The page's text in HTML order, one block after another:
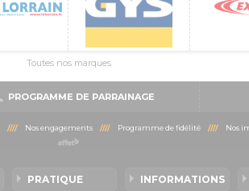
Toutes nos marques
PROGRAMME DE PARRAINAGE
//// Nos engagements//// Programme de fidélité//// Nos
PRATIQUE INFORMATIONS